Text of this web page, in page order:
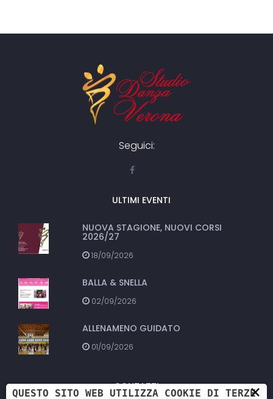
Seguici:
ULTIMI EVENTI
NUOVA STAGIONE, NUOVI CORSI
2026/27
18/09/2026
BALLA & SNELLA
02/09/2026
ALLENAMENO GUIDATO
01/09/2026
CONTATTI ×
QUESTO SITO WEB UTILIZZA COOKIE DI TERZE